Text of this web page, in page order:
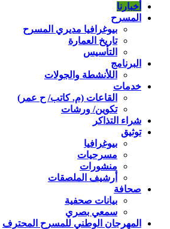
أخبارنا
المسرح
بيوغرافيا مديري المسرح
تاريخ العمارة
التأسيس
البرنامج
اللأنشطة والجولات
خدمات
القاعات (م. كاتب/ ح عمر)
تكوين/ ورشات
شراء التذاكر
توثيق
بيوغرافيا
مسرحيات
منشورات
أرشيف الملصقات
صحافة
بيانات صحفية
سمعي بصري
المهرجان الوطني للمسرح المحترف